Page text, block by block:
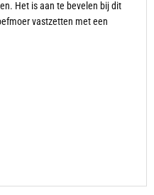
Het is aan te bevelen bij dit
vastzetten met een